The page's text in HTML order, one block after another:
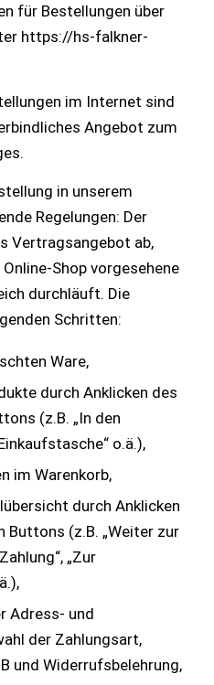
für Bestellungen über
https://hs-falkner-
im Internet sind
Angebot zum
in unserem
Regelungen: Der
Vertragsangebot ab,
Shop vorgesehene
durchläuft. Die
Schritten:
Ware,
durch Anklicken des
(z.B. „In den
o.ä.),
im Warenkorb,
durch Anklicken
Buttons (z.B. „Weiter zur
„Zur
Adress- und
der Zahlungsart,
und Widerrufsbelehrung,